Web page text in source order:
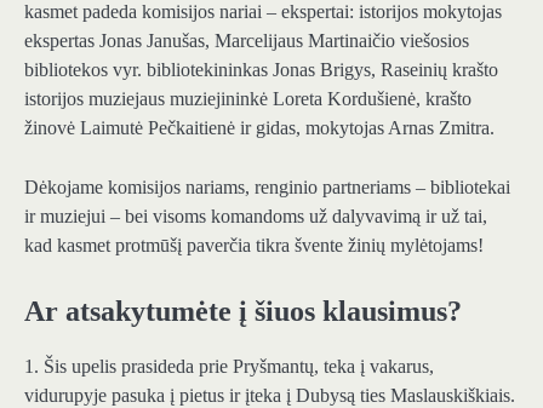
kasmet padeda komisijos nariai – ekspertai: istorijos mokytojas
ekspertas Jonas Janušas, Marcelijaus Martinaičio viešosios
bibliotekos vyr. bibliotekininkas Jonas Brigys, Raseinių krašto
istorijos muziejaus muziejininkė Loreta Kordušienė, krašto
žinovė Laimutė Pečkaitienė ir gidas, mokytojas Arnas Zmitra.
Dėkojame komisijos nariams, renginio partneriams – bibliotekai
ir muziejui – bei visoms komandoms už dalyvavimą ir už tai,
kad kasmet protmūšį paverčia tikra švente žinių mylėtojams!
Ar atsakytumėte į šiuos klausimus?
1. Šis upelis prasideda prie Pryšmantų, teka į vakarus,
vidurupyje pasuka į pietus ir įteka į Dubysą ties Maslauskiškiais.